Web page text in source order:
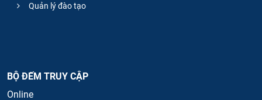
Quản lý đào tạo
BỘ ĐẾM TRUY CẬP
Online